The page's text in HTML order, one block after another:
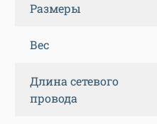
Размеры
Вес
Длина сетевого
провода